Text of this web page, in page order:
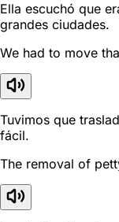
Ella escuchó que
grandes ciudades.
We had to move
Tuvimos que
fácil.
The removal of